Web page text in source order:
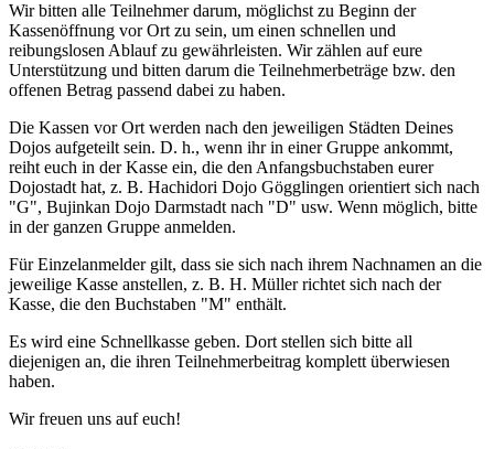
Wir bitten alle Teilnehmer darum, möglichst zu Beginn der
Kassenöffnung vor Ort zu sein, um einen schnellen und
reibungslosen Ablauf zu gewährleisten. Wir zählen auf eure
Unterstützung und bitten darum die Teilnehmerbeträge bzw. den
offenen Betrag passend dabei zu haben.
Die Kassen vor Ort werden nach den jeweiligen Städten Deines
Dojos aufgeteilt sein. D. h., wenn ihr in einer Gruppe ankommt,
reiht euch in der Kasse ein, die den Anfangsbuchstaben eurer
Dojostadt hat, z. B. Hachidori Dojo Gögglingen orientiert sich nach
"G", Bujinkan Dojo Darmstadt nach "D" usw. Wenn möglich, bitte
in der ganzen Gruppe anmelden.
Für Einzelanmelder gilt, dass sie sich nach ihrem Nachnamen an die
jeweilige Kasse anstellen, z. B. H. Müller richtet sich nach der
Kasse, die den Buchstaben "M" enthält.
Es wird eine Schnellkasse geben. Dort stellen sich bitte all
diejenigen an, die ihren Teilnehmerbeitrag komplett überwiesen
haben.
Wir freuen uns auf euch!